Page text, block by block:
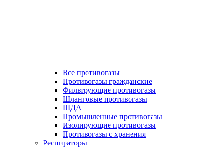
Все противогазы
Противогазы гражданские
Фильтрующие противогазы
Шланговые противогазы
ШДА
Промышленные противогазы
Изолирующие противогазы
Противогазы с хранения
Респираторы